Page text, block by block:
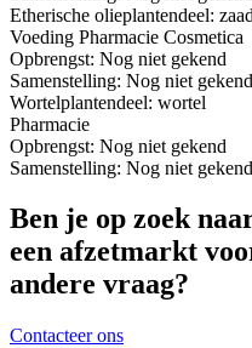
Etherische olieplantendeel: zaad
Voeding Pharmacie Cosmetica
Opbrengst: Nog niet gekend
Samenstelling: Nog niet gekend
Wortelplantendeel: wortel
Pharmacie
Opbrengst: Nog niet gekend
Samenstelling: Nog niet gekend
Ben je op zoek
een afzetmarkt
andere vraag?
Contacteer ons